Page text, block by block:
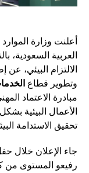
أعلنت وزارة
العربية السعودية،
الالتزام البيئي،
وتطوير قطاع
مبادرة الاعتماد
الأعمال البيئية
تحقيق الاستدامة
جاء الإعلان خلال
رفيعو المستوى من